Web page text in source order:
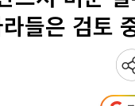
들은 검토